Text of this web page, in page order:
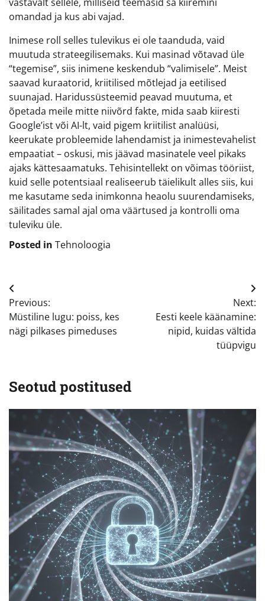
omandad ja kus abi vajad.
Inimese roll selles tulevikus ei ole taanduda, vaid
muutuda strateegilisemaks. Kui masinad võtavad üle
“tegemise”, siis inimene keskendub “valimisele”. Meist
saavad kuraatorid, kriitilised mõtlejad ja eetilised
suunajad. Haridussüsteemid peavad muutuma, et
õpetada meile mitte niivõrd fakte, mida saab kiiresti
Google’ist või AI-lt, vaid pigem kriitilist analüüsi,
keerukate probleemide lahendamist ja inimestevahelist
empaatiat – oskusi, mis jäävad masinatele veel pikaks
ajaks kättesaamatuks. Tehisintellekt on võimas tööriist,
kuid selle potentsiaal realiseerub täielikult alles siis, kui
me kasutame seda inimkonna heaolu suurendamiseks,
säilitades samal ajal oma väärtused ja kontrolli oma
tuleviku üle.
Posted in Tehnoloogia
Navigeerimine
Previous:
Müstiline lugu: poiss, kes
nägi pilkases pimeduses
Next:
Eesti keele käänamine:
nipid, kuidas vältida
tüüpvigu
Seotud postitused